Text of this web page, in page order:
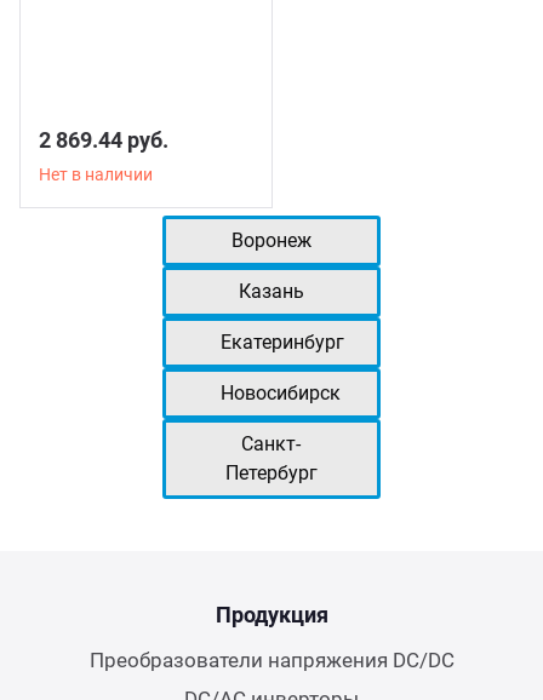
2 869.44 руб.
Нет в наличии
Воронеж
Казань
Екатеринбург
Новосибирск
Санкт-
Петербург
Продукция
Преобразователи напряжения DC/DC